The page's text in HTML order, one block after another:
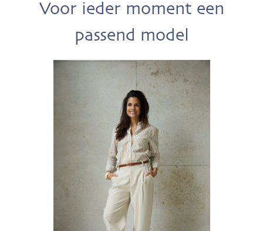
Voor ieder moment een
passend model